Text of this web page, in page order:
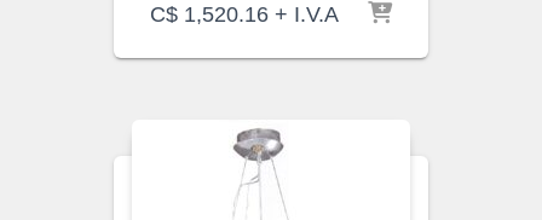
C$ 1,520.16 + I.V.A